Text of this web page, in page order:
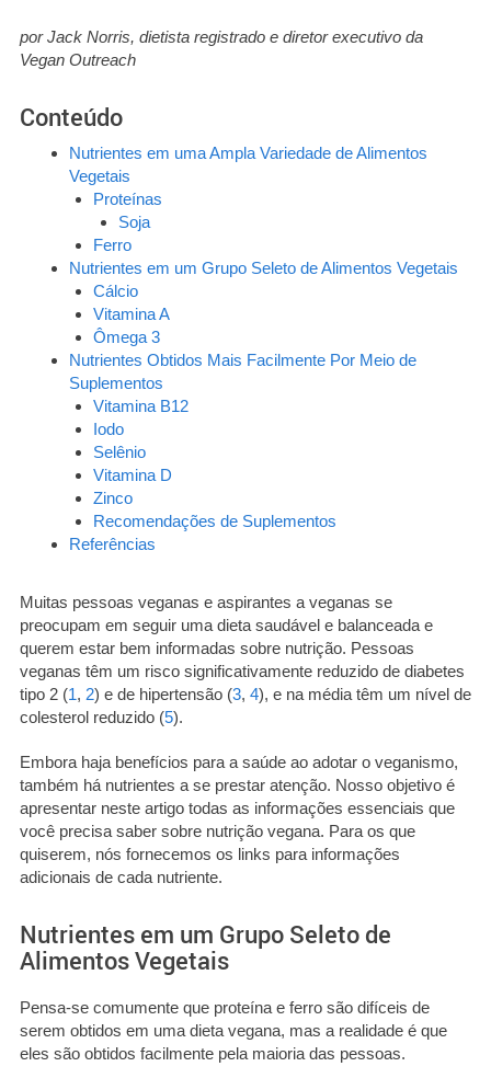
por Jack Norris, dietista registrado e diretor executivo da
Vegan Outreach
Conteúdo
Nutrientes em uma Ampla Variedade de Alimentos
Vegetais
Proteínas
Soja
Ferro
Nutrientes em um Grupo Seleto de Alimentos Vegetais
Cálcio
Vitamina A
Ômega 3
Nutrientes Obtidos Mais Facilmente Por Meio de
Suplementos
Vitamina B12
Iodo
Selênio
Vitamina D
Zinco
Recomendações de Suplementos
Referências
Muitas pessoas veganas e aspirantes a veganas se
preocupam em seguir uma dieta saudável e balanceada e
querem estar bem informadas sobre nutrição. Pessoas
veganas têm um risco significativamente reduzido de diabetes
tipo 2 (1, 2) e de hipertensão (3, 4), e na média têm um nível de
colesterol reduzido (5).
Embora haja benefícios para a saúde ao adotar o veganismo,
também há nutrientes a se prestar atenção. Nosso objetivo é
apresentar neste artigo todas as informações essenciais que
você precisa saber sobre nutrição vegana. Para os que
quiserem, nós fornecemos os links para informações
adicionais de cada nutriente.
Nutrientes em um Grupo Seleto de
Alimentos Vegetais
Pensa-se comumente que proteína e ferro são difíceis de
serem obtidos em uma dieta vegana, mas a realidade é que
eles são obtidos facilmente pela maioria das pessoas.